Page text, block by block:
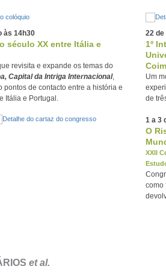
às 14h30
século XX entre Itália e
revisita e expande os temas do
Capital da Intriga Internacional,
pontos de contacto entre a história e
Itália e Portugal.
22 de
1º
Um
de
1 a 3
O
XXII
como
et al.